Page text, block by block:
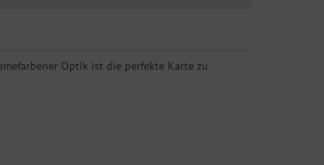
Optik ist die perfekte Karte zu